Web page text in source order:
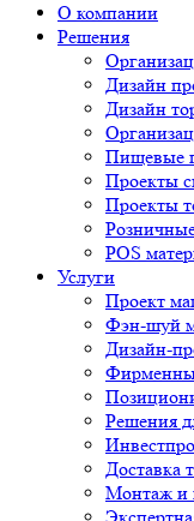
О компании
Решения
Дизайн
Дизайн
Пищевые
Проекты
Проекты
POS
Услуги
Проект
Фэн-шуй
Дизайн-
Решения
Доставка
Монтаж и